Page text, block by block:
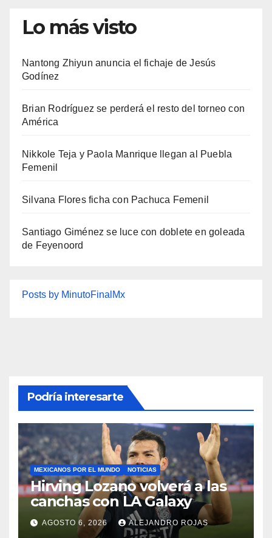
Lo más visto
Nantong Zhiyun anuncia el fichaje de Jesús
Godínez
Brian Rodríguez se perderá el resto del torneo con
América
Nikkole Teja y Paola Manrique llegan al Puebla
Femenil
Silvana Flores ficha con Pachuca Femenil
Santiago Giménez se luce con doblete en goleada
de Feyenoord
Posts by MinutoFinalMx
Podría interesarte
MEXICANOS POR EL MUNDO NOTICIAS
Hirving Lozano volverá a las
canchas con LA Galaxy
AGOSTO 6, 2026 ALEJANDRO ROJAS